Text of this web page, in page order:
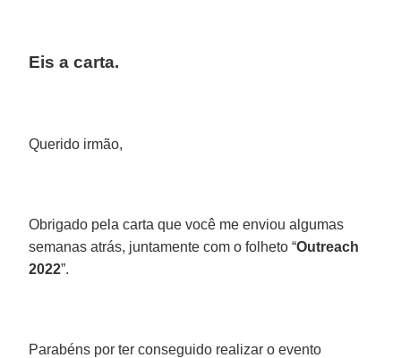
Eis a carta.
Querido irmão,
Obrigado pela carta que você me enviou algumas
semanas atrás, juntamente com o folheto “Outreach
2022”.
Parabéns por ter conseguido realizar o evento